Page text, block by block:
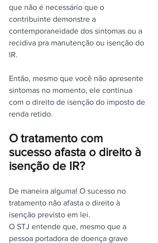
que não é necessário que o
contribuinte demonstre a
contemporaneidade dos sintomas ou a
recidiva pra manutenção ou isenção do
IR.
Então, mesmo que você não apresente
sintomas no momento, ele continua
com o direito de isenção do imposto de
renda retido.
O tratamento com
sucesso afasta o direito à
isenção de IR?
De maneira alguma! O sucesso no
tratamento não afasta o direito à
isenção previsto em lei.
O STJ entende que, mesmo que a
pessoa portadora de doença grave